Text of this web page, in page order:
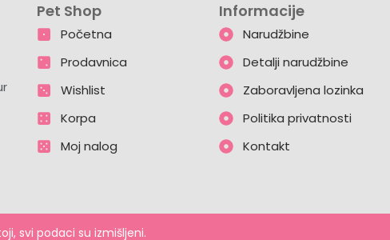
Pet Shop
Početna
Prodavnica
Wishlist
Korpa
Moj nalog
Informacije
Narudžbine
Detalji narudžbine
Zaboravljena lozinka
Politika privatnosti
Kontakt
Copyright © 2024 Mickov Pet Shop | Powered by WebCore
svi podaci su izmišljeni.